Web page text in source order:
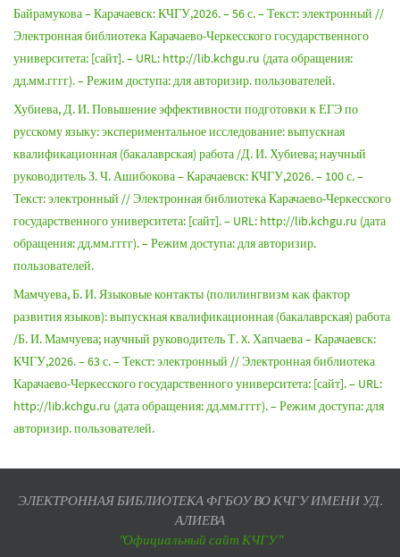
Байрамукова – Карачаевск: КЧГУ,2026. – 56 с. – Текст: электронный //
Электронная библиотека Карачаево-Черкесского государственного
университета: [сайт]. – URL: http://lib.kchgu.ru (дата обращения:
дд.мм.гггг). – Режим доступа: для авторизир. пользователей.
Хубиева, Д. И. Повышение эффективности подготовки к ЕГЭ по
русскому языку: экспериментальное исследование: выпускная
квалификационная (бакалаврская) работа /Д. И. Хубиева; научный
руководитель З. Ч. Ашибокова – Карачаевск: КЧГУ,2026. – 100 с. –
Текст: электронный // Электронная библиотека Карачаево-Черкесского
государственного университета: [сайт]. – URL: http://lib.kchgu.ru (дата
обращения: дд.мм.гггг). – Режим доступа: для авторизир.
пользователей.
Мамчуева, Б. И. Языковые контакты (полилингвизм как фактор
развития языков): выпускная квалификационная (бакалаврская) работа
/Б. И. Мамчуева; научный руководитель Т. X. Хапчаева – Карачаевск:
КЧГУ,2026. – 63 с. – Текст: электронный // Электронная библиотека
Карачаево-Черкесского государственного университета: [сайт]. – URL:
http://lib.kchgu.ru (дата обращения: дд.мм.гггг). – Режим доступа: для
авторизир. пользователей.
ЭЛЕКТРОННАЯ БИБЛИОТЕКА ФГБОУ ВО КЧГУ ИМЕНИ УД.
АЛИЕВА
"Официальный сайт КЧГУ"